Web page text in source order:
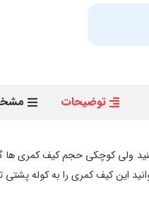
توضیحات
کیف کمری را به کوله پشتی